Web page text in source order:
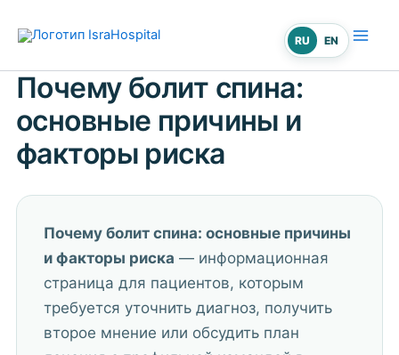
Почему болит спина:
основные причины и
факторы риска
Почему болит спина: основные причины
и факторы риска — информационная
страница для пациентов, которым
требуется уточнить диагноз, получить
второе мнение или обсудить план
RU EN